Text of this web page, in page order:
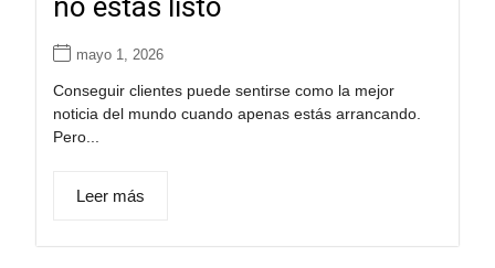
no estás listo
mayo 1, 2026
Conseguir clientes puede sentirse como la mejor
noticia del mundo cuando apenas estás arrancando.
Pero...
Leer más